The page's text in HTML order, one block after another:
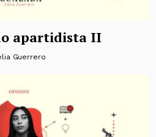
apartidista II
Guerrero